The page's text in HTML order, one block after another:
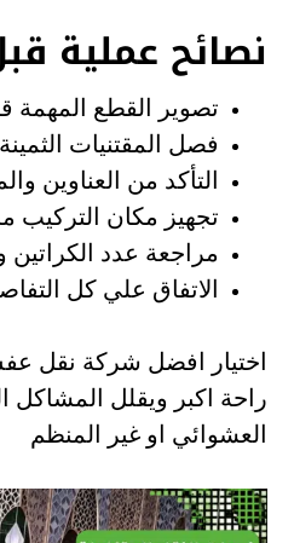
نصائح عملية
تصوير القطع المهمة
فصل المقتنيات الثمينة
التأكد من العناوين
تجهيز مكان التركيب
مراجعة عدد الكراتين
الاتفاق علي كل
اختيار افضل شركة نقل
راحة اكبر ويقلل المشاكل
العشوائي او غير المنظم